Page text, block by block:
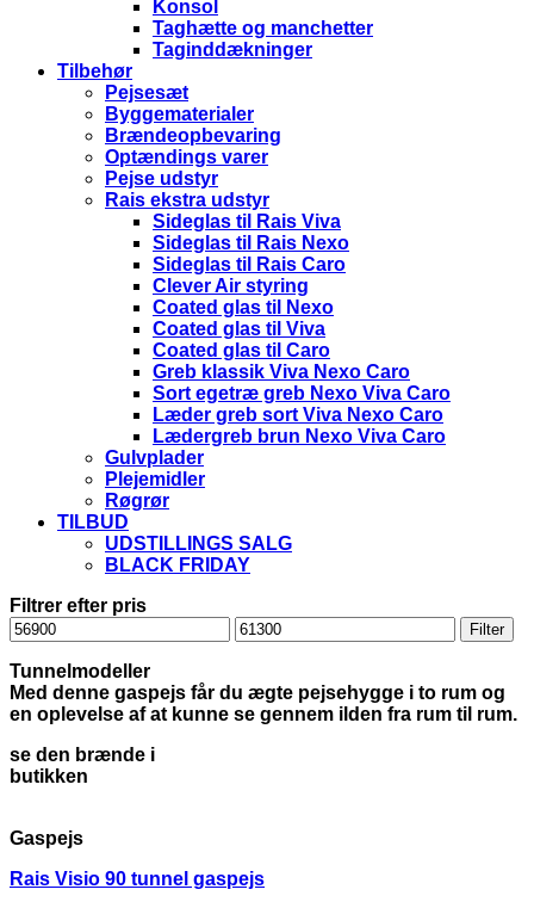
Konsol
Taghætte og manchetter
Taginddækninger
Tilbehør
Pejsesæt
Byggematerialer
Brændeopbevaring
Optændings varer
Pejse udstyr
Rais ekstra udstyr
Sideglas til Rais Viva
Sideglas til Rais Nexo
Sideglas til Rais Caro
Clever Air styring
Coated glas til Nexo
Coated glas til Viva
Coated glas til Caro
Greb klassik Viva Nexo Caro
Sort egetræ greb Nexo Viva Caro
Læder greb sort Viva Nexo Caro
Lædergreb brun Nexo Viva Caro
Gulvplader
Plejemidler
Røgrør
TILBUD
UDSTILLINGS SALG
BLACK FRIDAY
Filtrer efter pris
Mindste
pris
Højeste
pris
Filter
Tunnelmodeller
Med denne gaspejs får du ægte pejsehygge i to rum og
en oplevelse af at kunne se gennem ilden fra rum til rum.
se den brænde i
butikken
Gaspejs
Rais Visio 90 tunnel gaspejs